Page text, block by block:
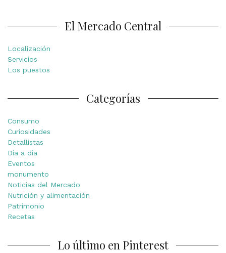
El Mercado Central
Localización
Servicios
Los puestos
Categorías
Consumo
Curiosidades
Detallistas
Día a día
Eventos
monumento
Noticias del Mercado
Nutrición y alimentación
Patrimonio
Recetas
Lo último en Pinterest